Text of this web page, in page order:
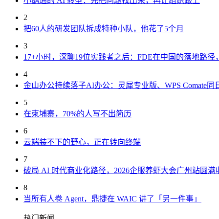
2
把60人的研发团队拆成特种小队，他花了5个月
3
17+小时，深聊19位实践者之后：FDE在中国的落地路径
4
金山办公持续落子AI办公：灵犀专业版、WPS Comate同
5
在柬埔寨，70%的人写不出简历
6
云端装不下的野心，正在转向终端
7
破局 AI 时代商业化路径，2026企服养虾大会广州站圆满
8
当所有人卷 Agent，鼎捷在 WAIC 讲了「另一件事」